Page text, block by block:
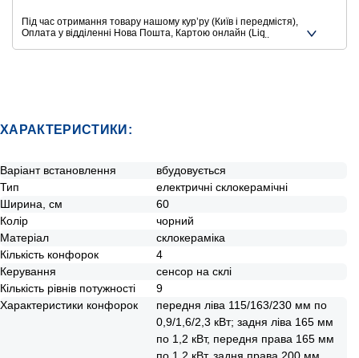
Під час отримання товару нашому курʼру (Київ і передмістя),
Оплата у відділенні Нова Пошта, Картою онлайн (Liqpay,
ХАРАКТЕРИСТИКИ:
Варіант встановлення
вбудовується
Тип
електричні склокерамічні
Ширина, см
60
Колір
чорний
Матеріал
склокераміка
Кількість конфорок
4
Керування
сенсор на склі
Кількість рівнів потужності
9
Характеристики конфорок
передня ліва 115/163/230 мм по
0,9/1,6/2,3 кВт; задня ліва 165 мм
по 1,2 кВт, передня права 165 мм